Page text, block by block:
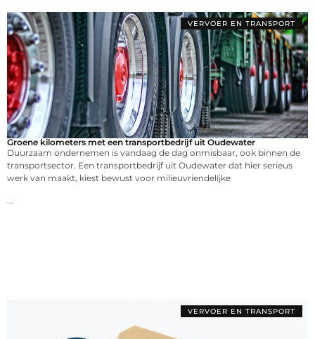
VERVOER EN TRANSPORT
Groene kilometers met een transportbedrijf uit Oudewater
Duurzaam ondernemen is vandaag de dag onmisbaar, ook binnen de
transportsector. Een transportbedrijf uit Oudewater dat hier serieus
werk van maakt, kiest bewust voor milieuvriendelijke
...
VERVOER EN TRANSPORT